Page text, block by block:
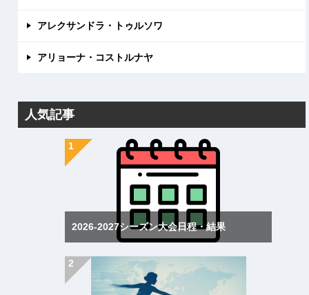
アレクサンドラ・トゥルソワ
アリョーナ・コストルナヤ
人気記事
2026-2027シーズン大会日程・結果